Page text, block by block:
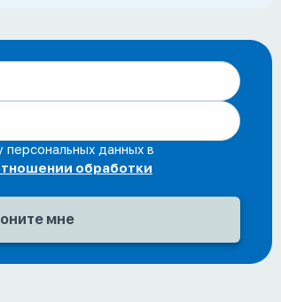
данных в
обработки